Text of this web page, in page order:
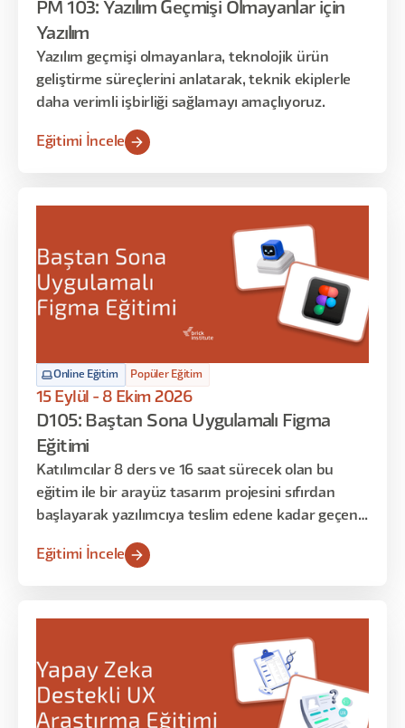
PM 103: Yazılım Geçmişi Olmayanlar için
Yazılım
Yazılım geçmişi olmayanlara, teknolojik ürün
geliştirme süreçlerini anlatarak, teknik ekiplerle
daha verimli işbirliği sağlamayı amaçlıyoruz.
Eğitimi İncele
Online Eğitim Popüler Eğitim
15 Eylül - 8 Ekim 2026
D105: Baştan Sona Uygulamalı Figma
Eğitimi
Katılımcılar 8 ders ve 16 saat sürecek olan bu
eğitim ile bir arayüz tasarım projesini sıfırdan
başlayarak yazılımcıya teslim edene kadar geçen
ise istedikleri konseptte arayüzleri kullanıcı
katılımcılar ile orta seviyedeki katılımcıları aynı
seviyeye getirmeyi amaçlamaktadır. Sonraki
haftalarda bu temel bilgileri uygulamalı örneklerle
zenginleştirip Figma’ya hakim olacağız. Son
Eğitimi İncele